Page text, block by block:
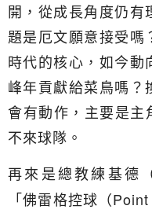
開，從成長角度仍有
題是厄文願意接受嗎
時代的核心，如今動
峰年貢獻給菜鳥嗎？
會有動作，主要是主
不來球隊。
再來是總教練基德
「佛雷格控球（